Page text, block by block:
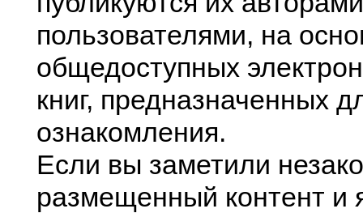
пользователями, на
общедоступных
книг, предназначенных
ознакомления.
Если вы заметили
размещенный контент и